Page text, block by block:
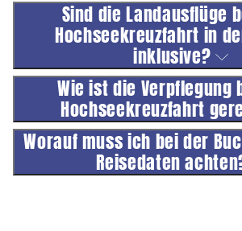
Sind die Landausflüge
Hochseekreuzfahrt in
inklusive?
Wie ist die Verpflegung
Hochseekreuzfahrt
Worauf muss ich bei der
Reisedaten